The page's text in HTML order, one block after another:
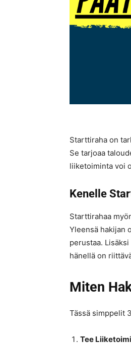
Starttiraha on
Se tarjoaa
liiketoiminta voi
Kenelle
Starttirahaa
Yleensä hakijan
perustaa.
hänellä on
Miten
Tässä simppelit
Tee